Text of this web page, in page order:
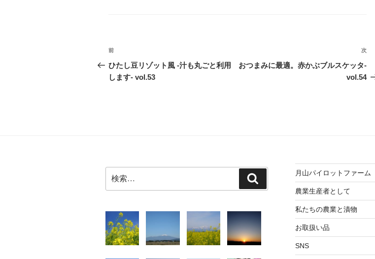
投
稿
ナ
ョ
ン
前
の
投
前
ひたし豆リゾット風 -汁も丸ごと利用
します- vol.53
次
投
次
おつまみに最適。赤かぶブルスケッタ-
vol.54
索:
索
月山パイロットファーム
農業生産者として
私たちの農業と漬物
お取扱い品
SNS